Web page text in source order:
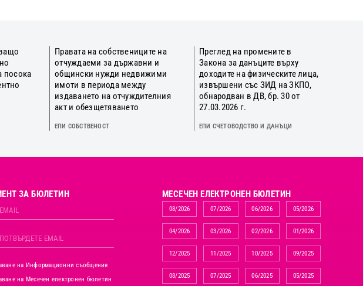
посока
Правата на собствениците на
отчуждаеми за държавни и
общински нужди недвижими
имоти в периода между
издаването на отчуждителния
акт и обезщетяването
ЕПИ СОБСТВЕНОСТ
Преглед на промените в
Закона за данъците върху
доходите на физическите лица,
извършени със ЗИД на ЗКПО,
обнародван в ДВ, бр. 30 от
27.03.2026 г.
ЕПИ СЧЕТОВОДСТВО И ДАНЪЦИ
ЗА БЮЛЕТИН
на Информационни съобщения
на Месечен електронен бюлетин
MЕСЕЧЕН ЕЛЕКТРОНЕН БЮЛЕТИН
08/2026 07/2026 06/2026 05/2026
04/2026 03/2026 02/2026 01/2026
12/2025 11/2025 10/2025 09/2025
08/2025 07/2025 06/2025 05/2025